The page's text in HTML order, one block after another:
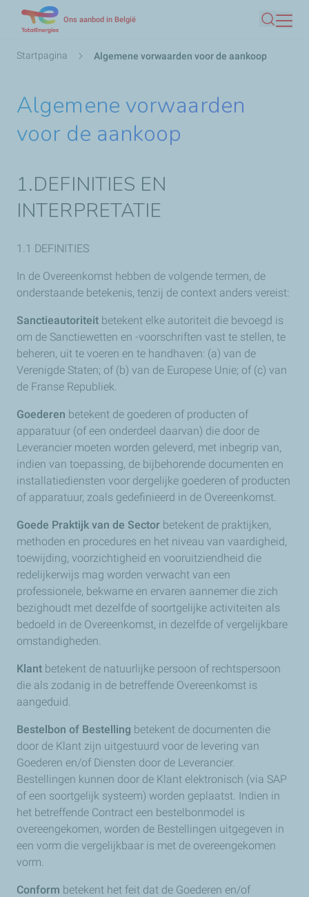
naar
gaan
Ons aanbod in België
Zoeken
Kruimelpad
Startpagina Algemene vorwaarden voor de aankoop
Algemene vorwaarden
voor de aankoop
1.DEFINITIES EN
INTERPRETATIE
1.1 DEFINITIES
In de Overeenkomst hebben de volgende termen, de
onderstaande betekenis, tenzij de context anders vereist:
Sanctieautoriteit betekent elke autoriteit die bevoegd is
om de Sanctiewetten en -voorschriften vast te stellen, te
beheren, uit te voeren en te handhaven: (a) van de
Verenigde Staten; of (b) van de Europese Unie; of (c) van
de Franse Republiek.
Goederen betekent de goederen of producten of
apparatuur (of een onderdeel daarvan) die door de
Leverancier moeten worden geleverd, met inbegrip van,
indien van toepassing, de bijbehorende documenten en
installatiediensten voor dergelijke goederen of producten
of apparatuur, zoals gedefinieerd in de Overeenkomst.
Goede Praktijk van de Sector betekent de praktijken,
methoden en procedures en het niveau van vaardigheid,
toewijding, voorzichtigheid en vooruitziendheid die
redelijkerwijs mag worden verwacht van een
professionele, bekwame en ervaren aannemer die zich
bezighoudt met dezelfde of soortgelijke activiteiten als
bedoeld in de Overeenkomst, in dezelfde of vergelijkbare
omstandigheden.
Klant betekent de natuurlijke persoon of rechtspersoon
die als zodanig in de betreffende Overeenkomst is
aangeduid.
Bestelbon of Bestelling betekent de documenten die
door de Klant zijn uitgestuurd voor de levering van
Goederen en/of Diensten door de Leverancier.
Bestellingen kunnen door de Klant elektronisch (via SAP
of een soortgelijk systeem) worden geplaatst. Indien in
het betreffende Contract een bestelbonmodel is
overeengekomen, worden de Bestellingen uitgegeven in
een vorm die vergelijkbaar is met de overeengekomen
vorm.
Conform betekent het feit dat de Goederen en/of